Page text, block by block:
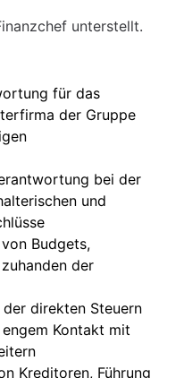
unterstellt.
für das
der Gruppe
bei der
und
Budgets,
der
direkten Steuern
Kontakt mit
Kreditoren, Führung